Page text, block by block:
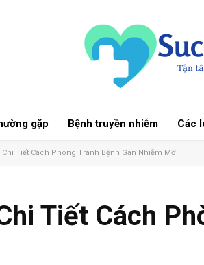
gặp Bệnh truyền nhiễm Các
Chi Tiết Cách Phòng Tránh Bệnh Gan Nhiễm Mỡ
Tiết Cách